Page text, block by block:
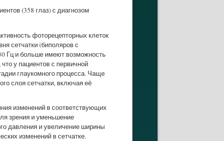
(358 глаз) с диагнозом
фоторецепторных клеток
сетчатки (биполяров с
Гц и больше имеют возможность
у пациентов с первичной
глаукомного процесса. Чаще
слоя сетчатки, включая её
изменений в соответствующих
зрения и уменьшение
давления и увеличение ширины
изменений в сетчатке.